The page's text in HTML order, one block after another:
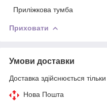
Приліжкова тумба
Приховати
Умови доставки
Доставка здійснюється
Нова Пошта